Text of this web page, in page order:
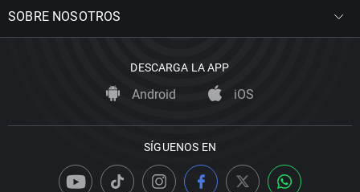
SOBRE NOSOTROS
DESCARGA LA APP
Android iOS
SÍGUENOS EN